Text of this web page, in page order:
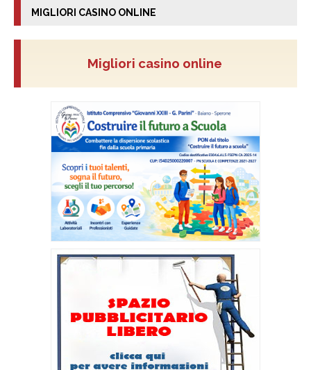
MIGLIORI CASINO ONLINE
Migliori casino online